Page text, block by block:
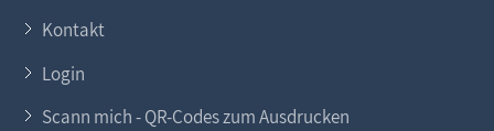
Kontakt
Login
Scann mich - QR-Codes zum Ausdrucken